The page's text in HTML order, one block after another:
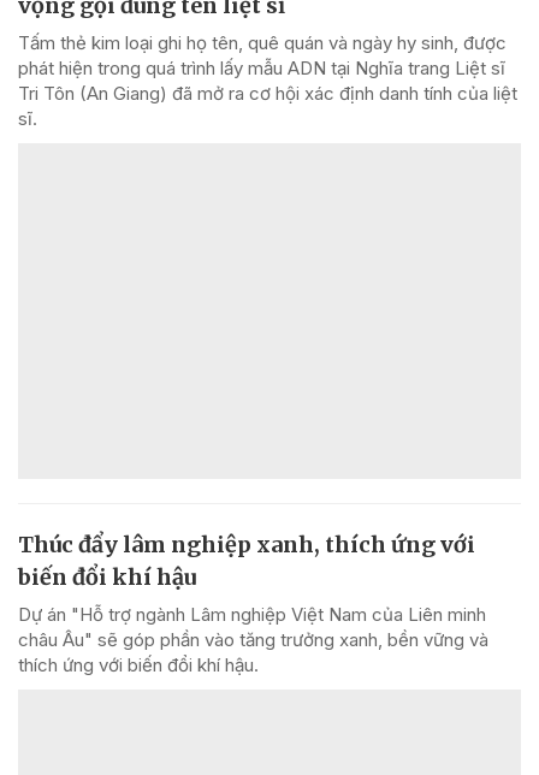
vọng gọi đúng tên liệt sĩ
Tấm thẻ kim loại ghi họ tên, quê quán và ngày hy sinh, được
phát hiện trong quá trình lấy mẫu ADN tại Nghĩa trang Liệt sĩ
Tri Tôn (An Giang) đã mở ra cơ hội xác định danh tính của liệt
sĩ.
Thúc đẩy lâm nghiệp xanh, thích ứng với
biến đổi khí hậu
Dự án "Hỗ trợ ngành Lâm nghiệp Việt Nam của Liên minh
châu Âu" sẽ góp phần vào tăng trưởng xanh, bền vững và
thích ứng với biến đổi khí hậu.